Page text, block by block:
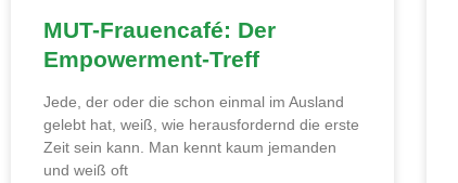
MUT-Frauencafé: Der
Empowerment-Treff
Jede, der oder die schon einmal im Ausland
gelebt hat, weiß, wie herausfordernd die erste
Zeit sein kann. Man kennt kaum jemanden
und weiß oft